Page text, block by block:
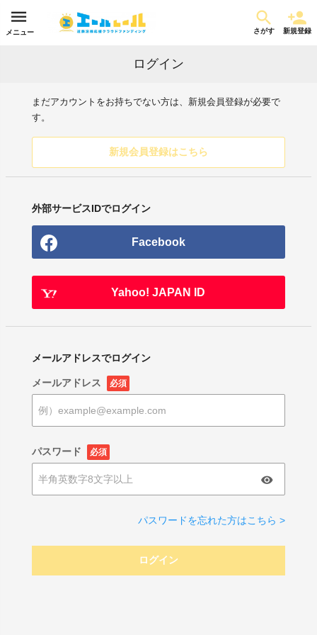
メニュー さがす 新規登録
ログイン
まだアカウントをお持ちでない方は、新規会員登録が必要で
す。
新規会員登録はこちら
外部サービスIDでログイン
Facebook
Yahoo! JAPAN ID
メールアドレスでログイン
メールアドレス 必須
パスワード 必須
パスワードを忘れた方はこちら >
ログイン